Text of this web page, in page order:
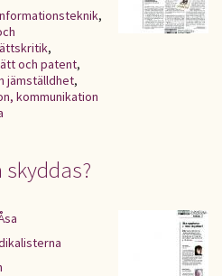
,
,
och patent,
jämställdhet,
kommunikation